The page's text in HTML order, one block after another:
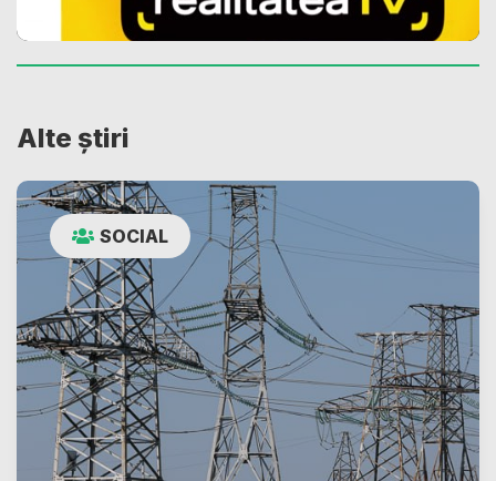
Alte știri
SOCIAL